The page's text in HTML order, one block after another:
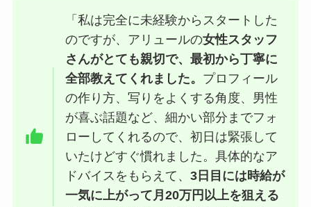
「私は完全に未経験からスタートした
のですが、アリュールの女性スタッフ
さんがとても親切で、最初から丁寧に
全部教えてくれました。 プロフィール
の作り方、写りをよくする角度、男性
が喜ぶ話題など、細かい部分までフォ
ローしてくれるので、初日は緊張して
いたけどすぐ慣れました。具体的なア
ドバイスをもらえて、3日目には時給が
一気に上がって月20万円以上を狙える